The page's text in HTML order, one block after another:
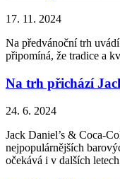
17. 11. 2024
Na předvánoční trh
připomíná, že tradice a
Na trh přichází
24. 6. 2024
Jack Daniel’s & Coca-
nejpopulárnějších
očekává i v dalších